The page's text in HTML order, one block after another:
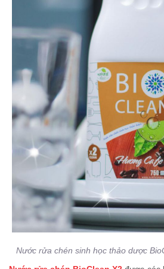
Nước rửa chén sinh học thảo dược